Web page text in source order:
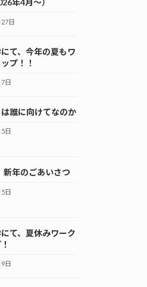
年4月～）
日
て、今年の夏もワ
プ！！
日
誰に向けてなのか
日
新年のごあいさつ
日
て、夏休みワーク
日